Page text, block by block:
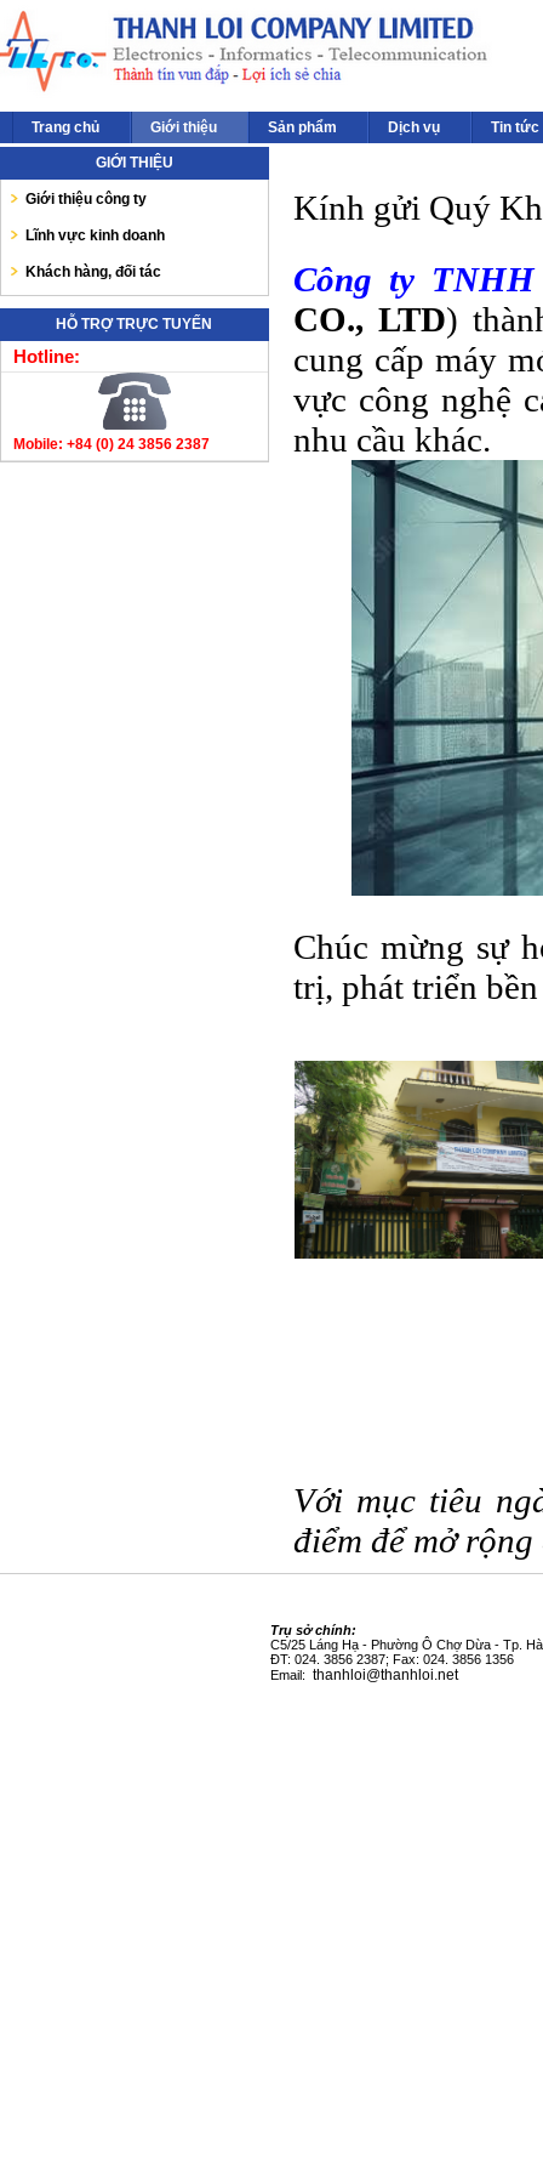
Trang chủ Giới thiệu Sản phẩm Dịch vụ Tin tức
GIỚI THIỆU
Giới thiệu công ty
Lĩnh vực kinh doanh
Khách hàng, đối tác
HỖ TRỢ TRỰC TUYẾN
Hotline:
Mobile: +84 (0) 24 3856 2387
Kính gửi Quý
Công ty
CO., LTD)
cung cấp máy
vực công nghệ
nhu cầu khác.
Chúc mừng sự
trị, phát triển
Với mục tiêu
điểm để mở
Trụ sở chính:
C5/25 Láng Hạ - Phường Ô Chợ Dừa - Tp.
ĐT: 024. 3856 2387; Fax: 024. 3856 1356
Email: thanhloi@thanhloi.net